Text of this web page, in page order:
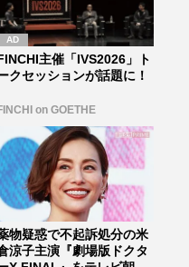
主催「IVS2026」ト
クセッションが話題に！
on GOETHE
物疑惑で不起訴処分の米
涼子主演『劇場版ドクタ